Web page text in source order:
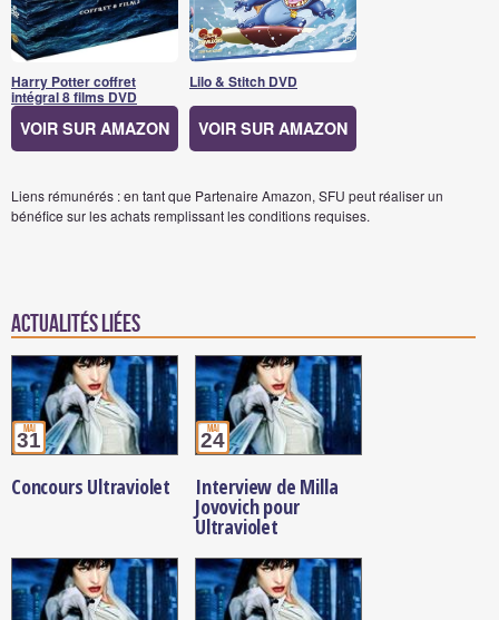
Harry Potter coffret
intégral 8 films DVD
VOIR SUR AMAZON
Lilo & Stitch DVD
VOIR SUR AMAZON
Liens rémunérés : en tant que Partenaire Amazon, SFU peut réaliser un
bénéfice sur les achats remplissant les conditions requises.
Actualités Liées
mai
31
Concours Ultraviolet
mai
24
Interview de Milla
Jovovich pour
Ultraviolet